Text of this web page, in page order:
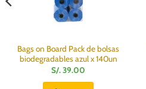
Bags on Board Pack de bolsas
biodegradables azul x 140un
S/.39.00